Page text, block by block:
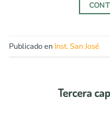
Publicado en Inst. San José
Tercera